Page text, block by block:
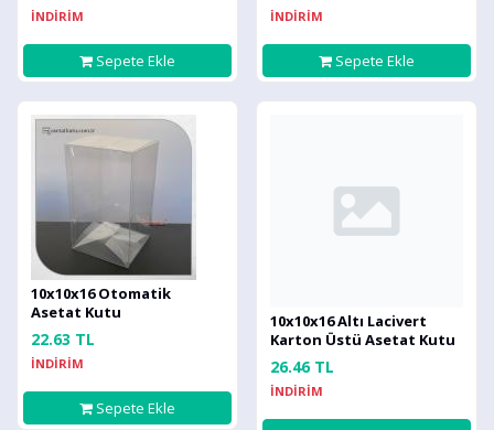
İNDİRİM
Sepete Ekle
İNDİRİM
Sepete Ekle
10x10x16 Otomatik
Asetat Kutu
22.63 TL
İNDİRİM
Sepete Ekle
10x10x16 Altı Lacivert
Karton Üstü Asetat Kutu
26.46 TL
İNDİRİM